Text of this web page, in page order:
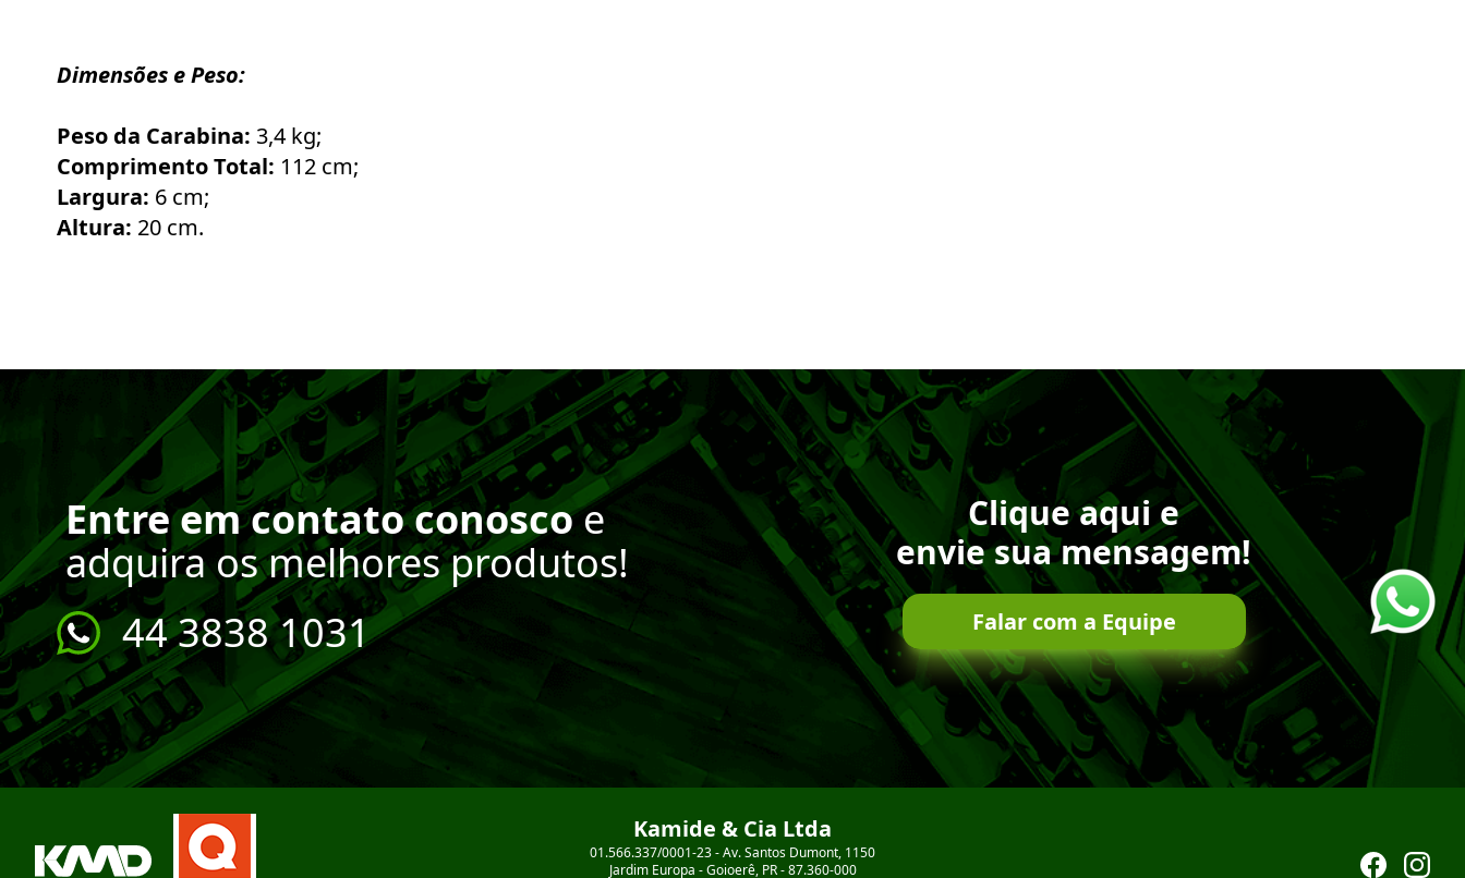
Dimensões e Peso:
Peso da Carabina: 3,4 kg;
Comprimento Total: 112 cm;
Largura: 6 cm;
Altura: 20 cm.
Entre em contato conoscoe
adquira os melhores produtos!
44 3838 1031
Clique aqui e
envie sua mensagem!
Falar com a Equipe
Kamide & Cia Ltda
01.566.337/0001-23 - Av. Santos Dumont, 1150
Jardim Europa - Goioerê, PR - 87.360-000